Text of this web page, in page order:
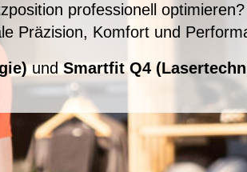
professionell optimieren?
Präzision, Komfort und
undSmartfit Q4